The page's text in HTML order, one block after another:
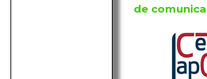
de